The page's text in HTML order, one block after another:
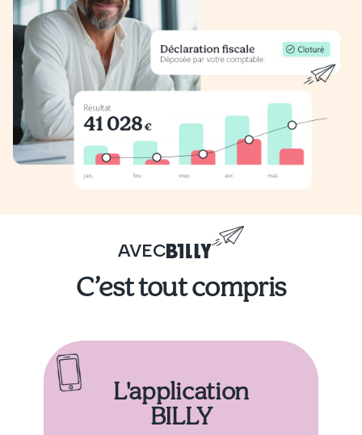
AVEC
C’est tout compris
L'application
BILLY